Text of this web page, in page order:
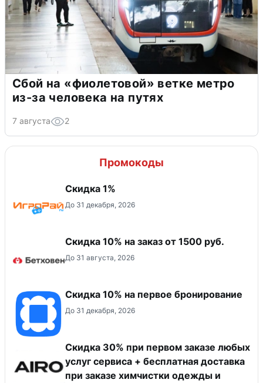
Сбой на «фиолетовой» ветке метро
из-за человека на путях
7 августа 2
Промокоды
Скидка 1%
До 31 декабря, 2026
Скидка 10% на заказ от 1500 руб.
До 31 августа, 2026
Скидка 10% на первое бронирование
До 31 декабря, 2026
Скидка 30% при первом заказе любых
услуг сервиса + бесплатная доставка
при заказе химчистки одежды и